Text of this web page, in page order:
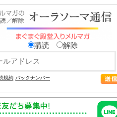
購読 解除
規約 バックナンバー